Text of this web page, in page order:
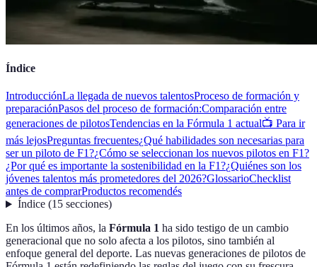
Índice
IntroducciónLa llegada de nuevos talentosProceso de formación y
preparaciónPasos del proceso de formación:Comparación entre
generaciones de pilotosTendencias en la Fórmula 1 actual📺 Para ir
más lejosPreguntas frecuentes¿Qué habilidades son necesarias para
ser un piloto de F1?¿Cómo se seleccionan los nuevos pilotos en F1?
¿Por qué es importante la sostenibilidad en la F1?¿Quiénes son los
jóvenes talentos más prometedores del 2026?GlossarioChecklist
antes de comprarProductos recomendés
Índice(15 secciones)
En los últimos años, la Fórmula 1 ha sido testigo de un cambio
generacional que no solo afecta a los pilotos, sino también al
enfoque general del deporte. Las nuevas generaciones de pilotos de